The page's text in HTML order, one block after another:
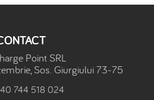
Point SRL
Sos. Giurgiului 73-75
744 518 024